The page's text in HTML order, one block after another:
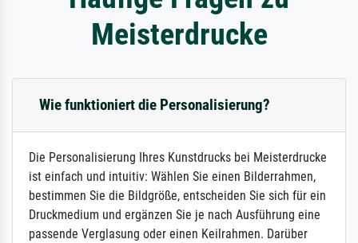
Meisterdrucke
Wie funktioniert die Personalisierung?
Die Personalisierung Ihres Kunstdrucks bei Meisterdrucke
ist einfach und intuitiv: Wählen Sie einen Bilderrahmen,
bestimmen Sie die Bildgröße, entscheiden Sie sich für ein
Druckmedium und ergänzen Sie je nach Ausführung eine
passende Verglasung oder einen Keilrahmen. Darüber